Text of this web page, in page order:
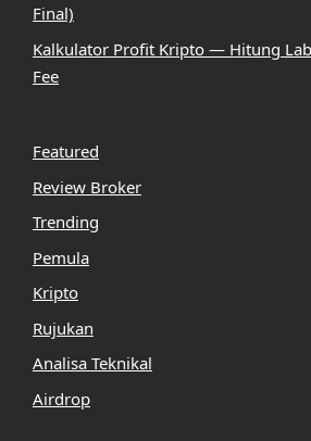
Final)
Kalkulator Profit Kripto — Hitung
Fee
Featured
Review Broker
Trending
Pemula
Kripto
Rujukan
Analisa Teknikal
Airdrop